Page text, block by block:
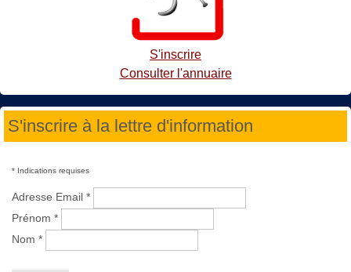
S'inscrire
Consulter l'annuaire
S'inscrire à la lettre d'information
* Indications requises
Adresse Email *
Prénom *
Nom *